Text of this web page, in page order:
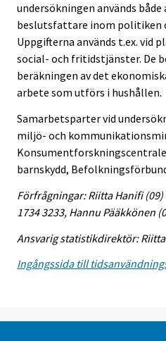
undersökningen används både
beslutsfattare inom politiken
Uppgifterna används t.ex. vid
social- och fritidstjänster. De
beräkningen av det
arbete som utförs i hushållen.
Samarbetsparter vid
miljö- och
barnskydd,
Förfrågningar: Riitta Hanifi (09)
1734 3233, Hannu Pääkkönen
Ansvarig statistikdirektör:
Ingångssida till